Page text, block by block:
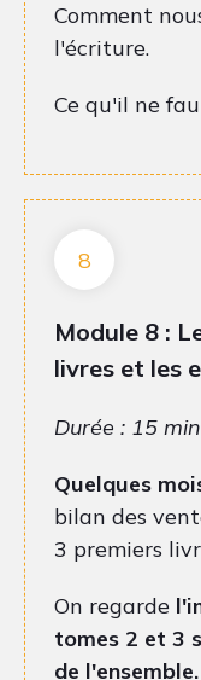
Comment
l'écriture.
Ce qu'il ne
8
Module 8 :
livres et les
Durée : 15
Quelques
bilan des
3 premiers
On regarde
tomes 2 et 3
de l'ensemble.